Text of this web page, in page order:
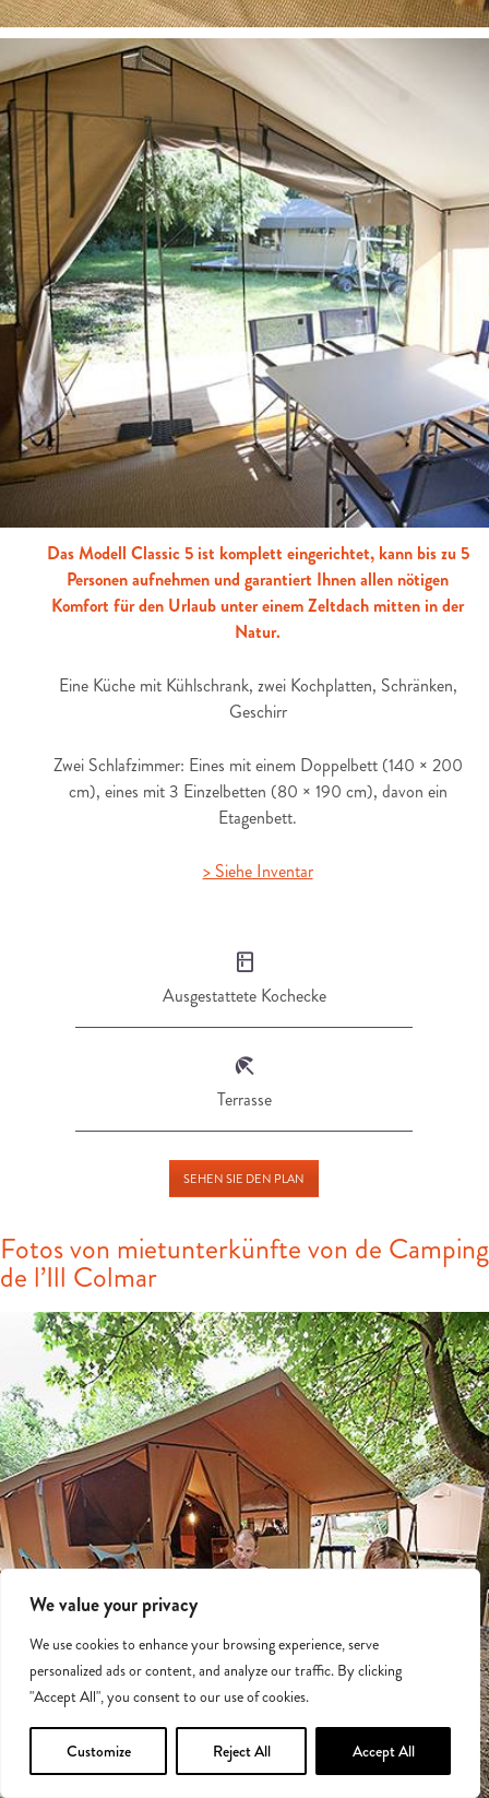
We value your privacy
We use cookies to enhance your browsing experience, serve
personalized ads or content, and analyze our traffic. By clicking
"Accept All", you consent to our use of cookies.
Customize Reject All Accept All
Das Modell Classic 5 ist komplett eingerichtet, kann bis zu 5
Personen aufnehmen und garantiert Ihnen allen nötigen
Komfort für den Urlaub unter einem Zeltdach mitten in der
Natur.
Eine Küche mit Kühlschrank, zwei Kochplatten, Schränken,
Geschirr
Zwei Schlafzimmer: Eines mit einem Doppelbett (140 × 200
cm), eines mit 3 Einzelbetten (80 × 190 cm), davon ein
Etagenbett.
> Siehe Inventar
Ausgestattete Kochecke
Terrasse
SEHEN SIE DEN PLAN
Fotos von mietunterkünfte von de Camping
de l’Ill Colmar